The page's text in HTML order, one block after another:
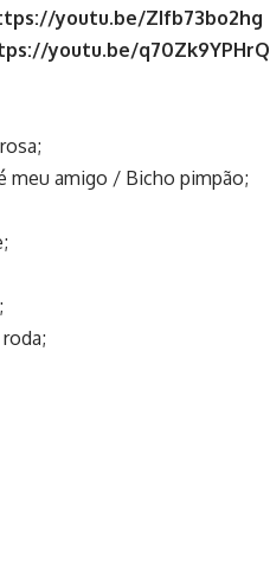
youtu.be/ZIfb73bo2hg
youtu.be/q70Zk9YPHrQ
meu amigo / Bicho pimpão;